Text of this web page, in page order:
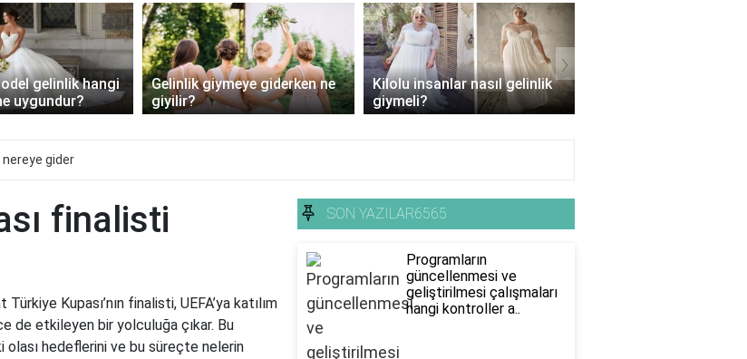
gelinlik hangi
uygundur?
Gelinlik giymeye giderken ne
giyilir?
Kilolu insanlar nasıl gelinlik
giymeli?
›
gider
finalisti
Kupası’nın finalisti, UEFA’ya katılım
de etkileyen bir yolculuğa çıkar. Bu
hedeflerini ve bu süreçte nelerin
SON YAZILAR6565
Programların
güncellenmesi ve
geliştirilmesi çalışmaları
hangi kontroller a..